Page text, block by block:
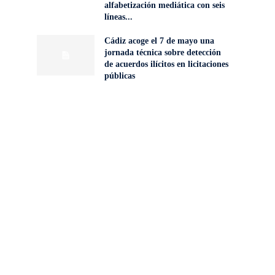
alfabetización mediática con seis
líneas...
Cádiz acoge el 7 de mayo una
jornada técnica sobre detección
de acuerdos ilícitos en licitaciones
públicas